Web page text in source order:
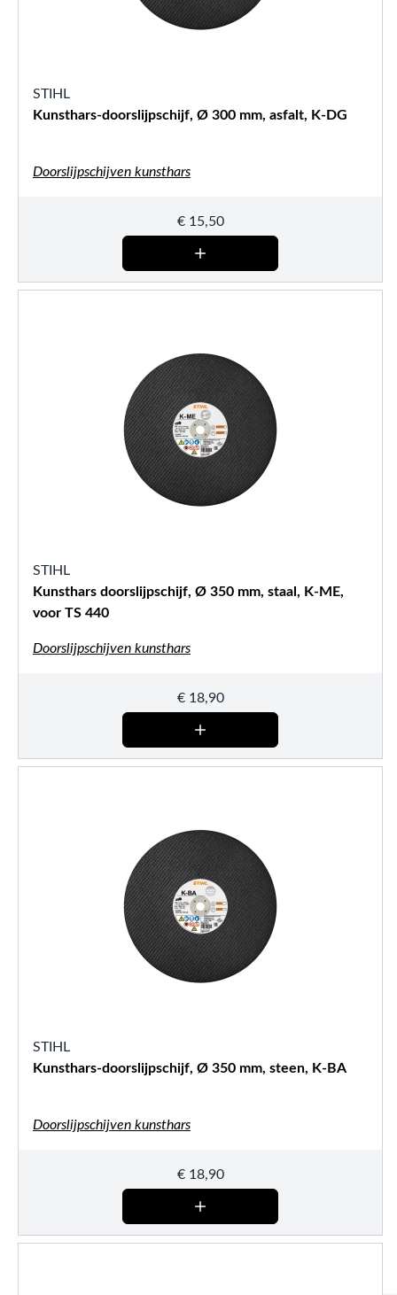
STIHL
Kunsthars-doorslijpschijf, Ø 300 mm, asfalt, K-DG
Doorslijpschijven kunsthars
€15,50
STIHL
Kunsthars doorslijpschijf, Ø 350 mm, staal, K-ME,
voor TS 440
Doorslijpschijven kunsthars
€18,90
STIHL
Kunsthars-doorslijpschijf, Ø 350 mm, steen, K-BA
Doorslijpschijven kunsthars
€18,90